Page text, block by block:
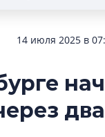
14 июля 2025 в